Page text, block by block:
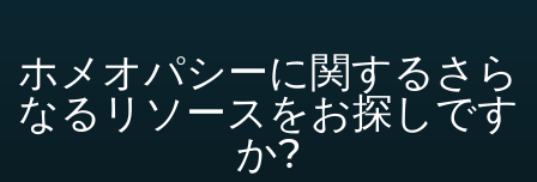
ホメオパシーに関するさら
なるリソースをお探しです
か?